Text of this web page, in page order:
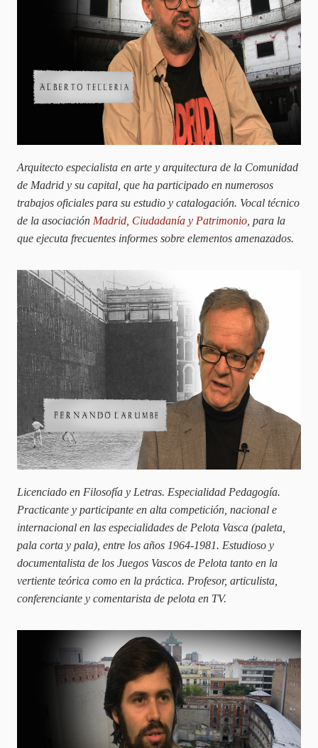
Arquitecto especialista en arte y arquitectura de la Comunidad
de Madrid y su capital, que ha participado en numerosos
trabajos oficiales para su estudio y catalogación. Vocal técnico
de la asociación Madrid, Ciudadanía y Patrimonio , para la
que ejecuta frecuentes informes sobre elementos amenazados.
Licenciado en Filosofía y Letras. Especialidad Pedagogía.
Practicante y participante en alta competición, nacional e
internacional en las especialidades de Pelota Vasca (paleta,
pala corta y pala), entre los años 1964-1981. Estudioso y
documentalista de los Juegos Vascos de Pelota tanto en la
vertiente teórica como en la práctica. Profesor, articulista,
conferenciante y comentarista de pelota en TV.